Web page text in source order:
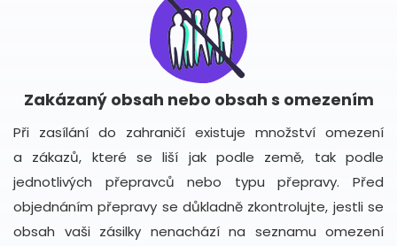
Zakázaný obsah nebo obsah s omezením
Při zasílání do zahraničí existuje množství omezení
a zákazů, které se liší jak podle země, tak podle
jednotlivých přepravců nebo typu přepravy. Před
objednáním přepravy se důkladně zkontrolujte, jestli se
obsah vaši zásilky nenachází na seznamu omezení